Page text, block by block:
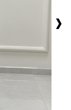
›